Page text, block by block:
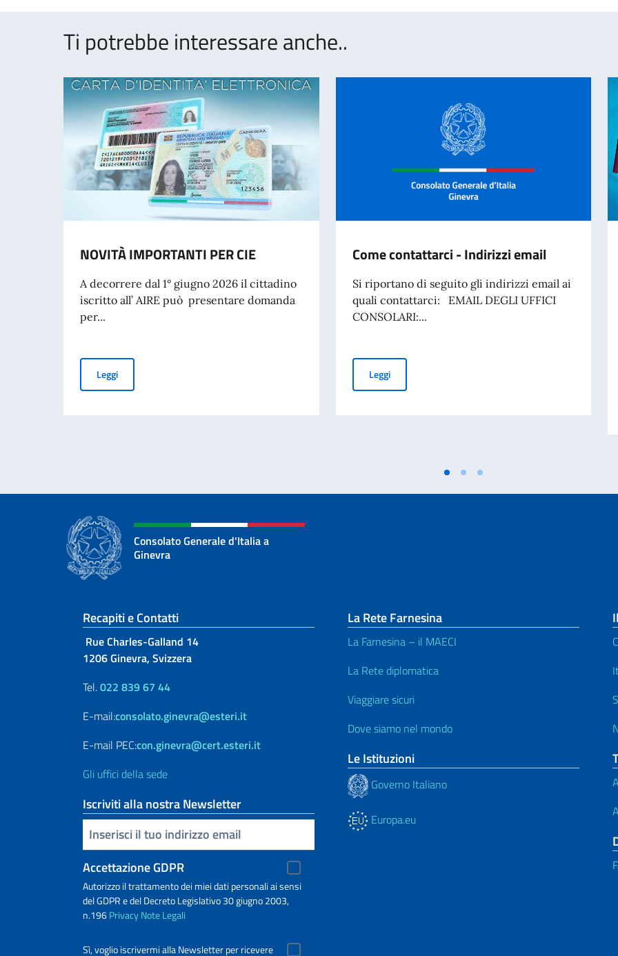
Ti potrebbe interessare anche..
NOVITÀ IMPORTANTI PER CIE
A decorrere dal 1° giugno 2026 il cittadino
iscritto all’ AIRE può presentare domanda
per...
LeggiNOVITÀ IMPORTANTI PER CIE
Come contattarci - Indirizzi email
Si riportano di seguito gli indirizzi email ai
quali contattarci: EMAIL DEGLI UFFICI
CONSOLARI:...
LeggiCome contattarci - Indirizzi email
Consolato Generale d'Italia a
Ginevra
Sezione footer
Recapiti e Contatti
Rue Charles-Galland 14
1206 Ginevra, Svizzera
Tel.022 839 67 44
E-mail:consolato.ginevra@esteri.it
E-mail PEC:con.ginevra@cert.esteri.it
Gli uffici della sede
Iscriviti alla nostra Newsletter
Inserisci la tua email
Accettazione GDPR
Autorizzo il trattamento dei miei dati personali ai sensi
del GDPR e del Decreto Legislativo 30 giugno 2003,
n.196PrivacyNote Legali
Sì, voglio iscrivermi alla Newsletter per ricevere
La Rete Farnesina
La Farnesina – il MAECI
La Rete diplomatica
Viaggiare sicuri
Dove siamo nel mondo
Le Istituzioni
Governo Italiano
Europa.eu